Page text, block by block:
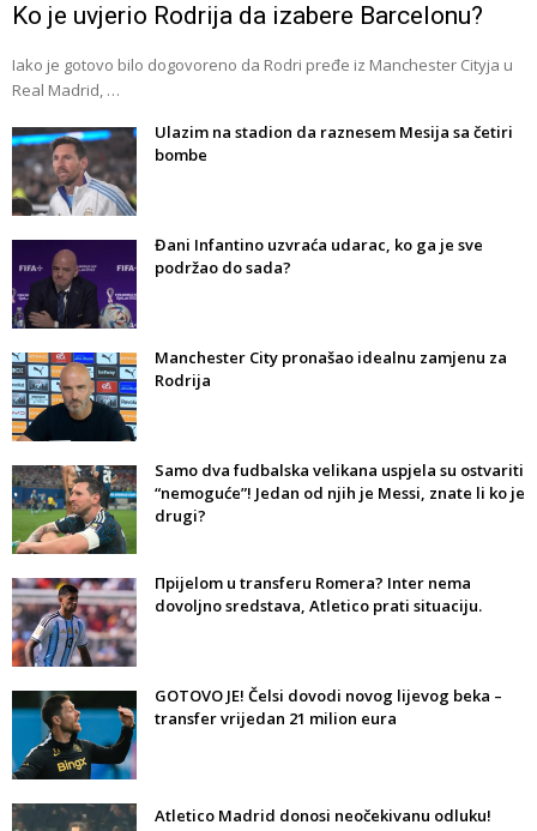
Ko je uvjerio Rodrija da izabere Barcelonu?
Iako je gotovo bilo dogovoreno da Rodri pređe iz Manchester Cityja u
Real Madrid, …
Ulazim na stadion da raznesem Mesija sa četiri
bombe
Đani Infantino uzvraća udarac, ko ga je sve
podržao do sada?
Manchester City pronašao idealnu zamjenu za
Rodrija
Samo dva fudbalska velikana uspjela su ostvariti
“nemoguće”! Jedan od njih je Messi, znate li ko je
drugi?
Прijelom u transferu Romera? Inter nema
dovoljno sredstava, Atletico prati situaciju.
GOTOVO JE! Čelsi dovodi novog lijevog beka –
transfer vrijedan 21 milion eura
Atletico Madrid donosi neočekivanu odluku!